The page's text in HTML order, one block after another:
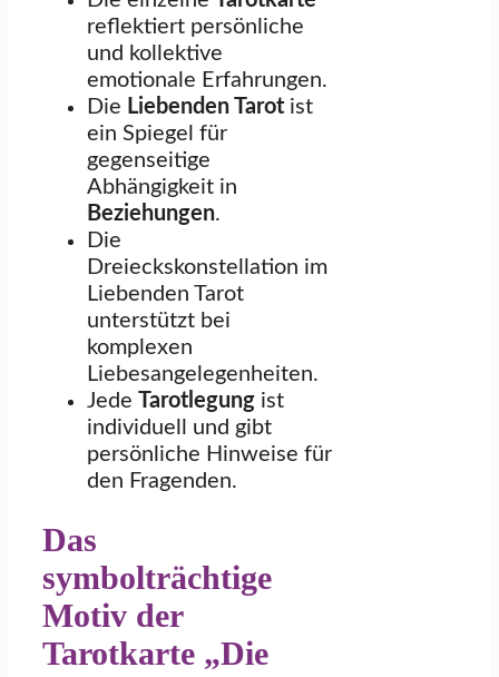
reflektiert persönliche
und kollektive
emotionale Erfahrungen.
Die Liebenden Tarot ist
ein Spiegel für
gegenseitige
Abhängigkeit in
Beziehungen.
Die
Dreieckskonstellation im
Liebenden Tarot
unterstützt bei
komplexen
Liebesangelegenheiten.
Jede Tarotlegung ist
individuell und gibt
persönliche Hinweise für
den Fragenden.
Das
symbolträchtige
Motiv der
Tarotkarte „Die